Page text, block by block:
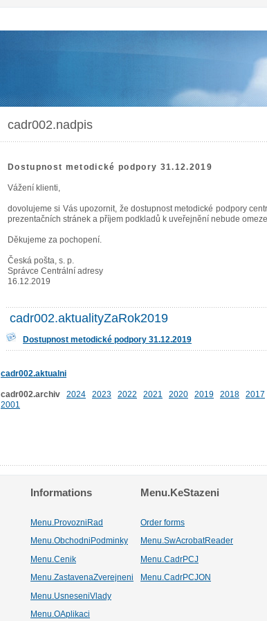
cadr002.nadpis
Dostupnost metodické podpory 31.12.2019
Vážení klienti,
dovolujeme si Vás upozornit, že dostupnost metodické podpory
prezentačních stránek a příjem podkladů k uveřejnění nebude
Děkujeme za pochopení.
Česká pošta, s. p.
Správce Centrální adresy
16.12.2019
cadr002.aktualityZaRok2019
Dostupnost metodické podpory 31.12.2019
cadr002.aktualni
cadr002.archiv 2024 2023 2022 2021 2020 2019 2018 2017
2001
Informations Menu.KeStazeni
Menu.ProvozniRad Order forms
Menu.ObchodniPodminky
Menu.SwAcrobatReader
Menu.Cenik Menu.CadrPCJ
Menu.ZastavenaZverejneni
Menu.CadrPCJON
Menu.UsneseniVlady
Menu.OAplikaci